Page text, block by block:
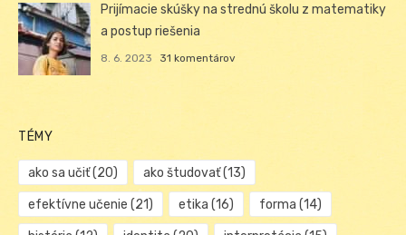
Prijímacie skúšky na strednú školu z matematiky
a postup riešenia
8. 6. 2023 31 komentárov
TÉMY
ako sa učiť(20) ako študovať(13)
efektívne učenie (21) etika (16) forma (14)